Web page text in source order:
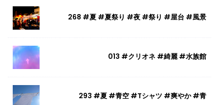
268 #夏 #夏祭り #夜 #祭り #屋台 #風景
013 #クリオネ #綺麗 #水族館
293 #夏 #青空 #Tシャツ #爽やか #青